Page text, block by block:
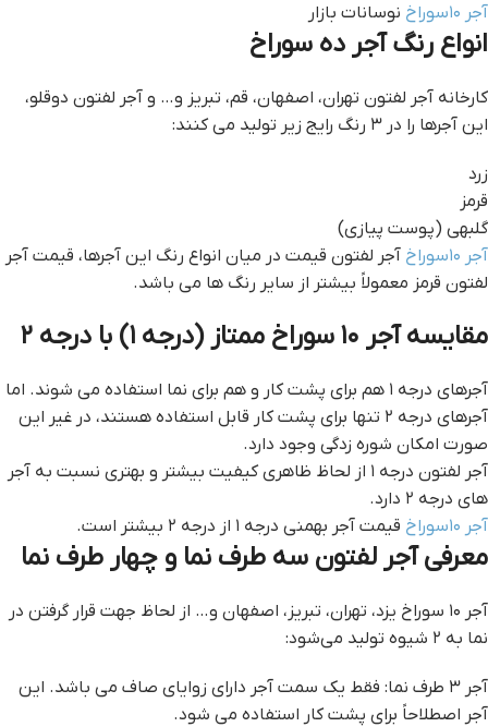
آجر ۱۰سوراخ
نوسانات بازار
انواع رنگ آجر ده سوراخ
کارخانه آجر لفتون تهران، اصفهان، قم، تبریز و… و آجر لفتون دوقلو،
این آجرها را در ۳ رنگ رایج زیر تولید می کنند:
زرد
قرمز
گلبهی (پوست پیازی)
آجر ۱۰سوراخ
آجر لفتون قيمت در میان انواع رنگ این آجرها، قیمت آجر
لفتون قرمز معمولاً بیشتر از سایر رنگ ها می باشد.
مقایسه آجر ۱۰ سوراخ ممتاز (درجه ۱) با درجه ۲
آجرهای درجه ۱ هم برای پشت کار و هم برای نما استفاده می شوند. اما
آجرهای درجه ۲ تنها برای پشت کار قابل استفاده هستند، در غیر این
صورت امکان شوره زدگی وجود دارد.
آجر لفتون درجه ۱ از لحاظ ظاهری کیفیت بیشتر و بهتری نسبت به آجر
های درجه ۲ دارد.
آجر ۱۰سوراخ
قیمت آجر بهمنی درجه ۱ از درجه ۲ بیشتر است.
معرفی آجر لفتون سه طرف نما و چهار طرف نما
آجر ۱۰ سوراخ یزد، تهران، تبریز، اصفهان و… از لحاظ جهت قرار گرفتن در
نما به ۲ شیوه تولید می‌شود:
آجر ۳ طرف نما: فقط یک سمت آجر دارای زوایای صاف می باشد. این
آجر اصطلاحاً برای پشت کار استفاده می شود.